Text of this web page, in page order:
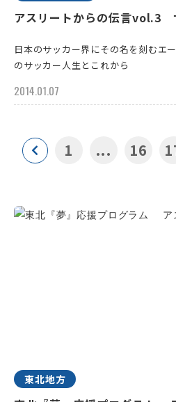
アスリートからの伝言vol.3
日本のサッカー界にその名を刻むエ
のサッカー人生とこれから
2014.01.07
1 ... 16
東北地方